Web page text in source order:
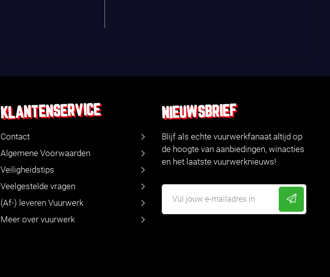
KLANTENSERVICE
Contact
Algemene Voorwaarden
Veiligheidstips
Veelgestelde vragen
(Af-) leveren Vuurwerk
Meer over vuurwerk
NIEUWSBRIEF
Blijf als echte vuurwerkfanaat altijd op
de hoogte van aanbiedingen, winacties
en het laatste vuurwerknieuws!